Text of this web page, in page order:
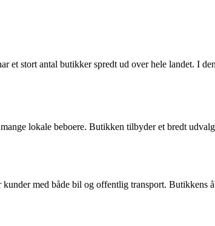
et stort antal butikker spredt ud over hele landet. I
lokale beboere. Butikken tilbyder et bredt
med både bil og offentlig transport. Butikkens